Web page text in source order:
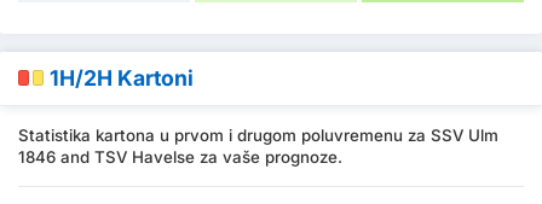
1H/2H Kartoni
Statistika kartona u prvom i drugom poluvremenu za SSV Ulm
1846 and TSV Havelse za vaše prognoze.